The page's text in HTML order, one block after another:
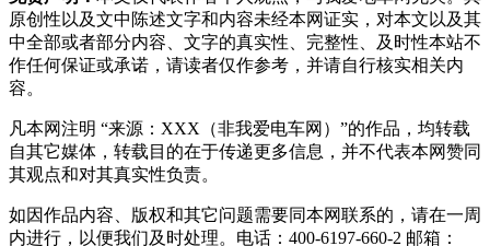
原创性以及文中陈述文字和内容未经本网证实，对本文以及其
中全部或者部分内容、文字的真实性、完整性、及时性本站不
作任何保证或承诺，请读者仅作参考，并请自行核实相关内
容。
凡本网注明 “来源：XXX（非我爱电车网）”的作品，均转载
自其它媒体，转载目的在于传递更多信息，并不代表本网赞同
其观点和对其真实性负责。
如因作品内容、版权和其它问题需要同本网联系的，请在一周
内进行，以便我们及时处理。电话：400-6197-660-2 邮箱：